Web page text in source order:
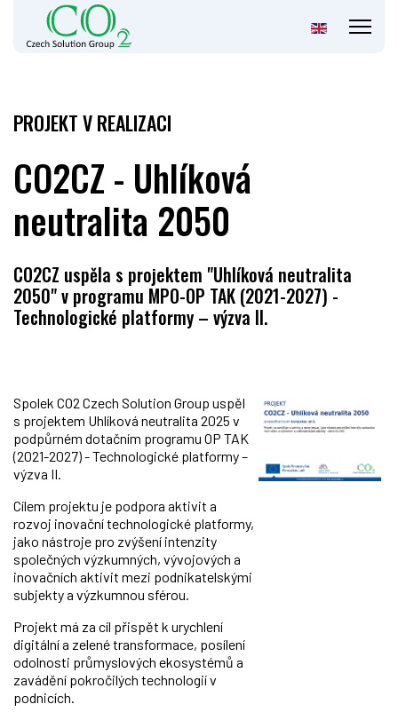
PROJEKT V REALIZACI
CO2CZ - Uhlíková
neutralita 2050
CO2CZ uspěla s projektem "Uhlíková neutralita
2050" v programu MPO-OP TAK (2021-2027) -
Technologické platformy – výzva II.
Spolek CO2 Czech Solution Group uspěl
s projektem Uhlíková neutralita 2025 v
podpůrném dotačním programu OP TAK
(2021-2027) - Technologické platformy –
výzva II.
Cílem projektu je podpora aktivit a
rozvoj inovační technologické platformy,
jako nástroje pro zvýšení intenzity
společných výzkumných, vývojových a
inovačních aktivit mezi podnikatelskými
subjekty a výzkumnou sférou.
Projekt má za cíl přispět k urychlení
digitální a zelené transformace, posílení
odolnosti průmyslových ekosystémů a
zavádění pokročilých technologií v
podnicích.